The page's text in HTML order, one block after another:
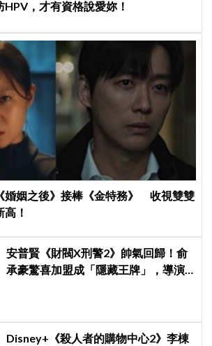
，才有資格說愛妳！
婚姻之後》接棒《金特務》 收視雙雙
！
安普賢《財閥X刑警2》帥氣回歸！俞
承豪驚喜加盟成「隱藏王牌」，導演
Disney+《殺人者的購物中心2》李棟